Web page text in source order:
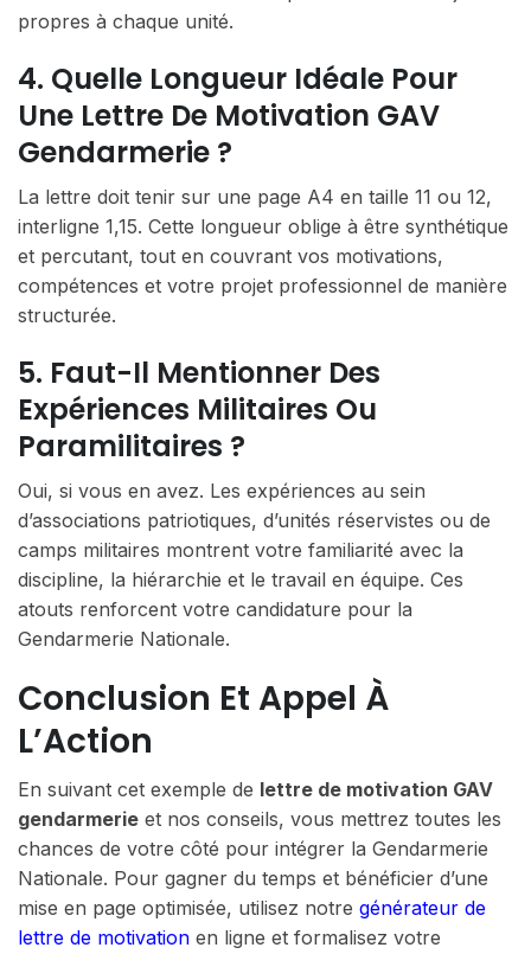
propres à chaque unité.
4. Quelle Longueur Idéale Pour
Une Lettre De Motivation GAV
Gendarmerie ?
La lettre doit tenir sur une page A4 en taille 11 ou 12,
interligne 1,15. Cette longueur oblige à être synthétique
et percutant, tout en couvrant vos motivations,
compétences et votre projet professionnel de manière
structurée.
5. Faut-Il Mentionner Des
Expériences Militaires Ou
Paramilitaires ?
Oui, si vous en avez. Les expériences au sein
d’associations patriotiques, d’unités réservistes ou de
camps militaires montrent votre familiarité avec la
discipline, la hiérarchie et le travail en équipe. Ces
atouts renforcent votre candidature pour la
Gendarmerie Nationale.
Conclusion Et Appel À
L’Action
En suivant cet exemple de lettre de motivation GAV
gendarmerie et nos conseils, vous mettrez toutes les
chances de votre côté pour intégrer la Gendarmerie
Nationale. Pour gagner du temps et bénéficier d’une
mise en page optimisée, utilisez notre générateur de
lettre de motivation en ligne et formalisez votre